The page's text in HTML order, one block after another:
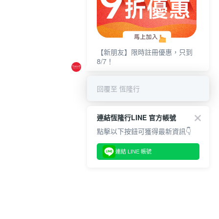
【新朋友】限時註冊優惠，只到
8/7！
回覆至 恆隆行
連結恆隆行LINE 官方帳號
點擊以下按鈕可獲得最新資訊👇
連結 LINE 帳號